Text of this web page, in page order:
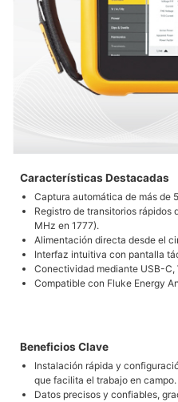
Características Destacadas
Captura automática de más de
Registro de transitorios rápidos
MHz en 1777).
Alimentación directa desde el
Interfaz intuitiva con pantalla
Conectividad mediante USB-C,
Compatible con Fluke Energy
Beneficios Clave
Instalación rápida y
que facilita el trabajo en campo.
Datos precisos y confiables,